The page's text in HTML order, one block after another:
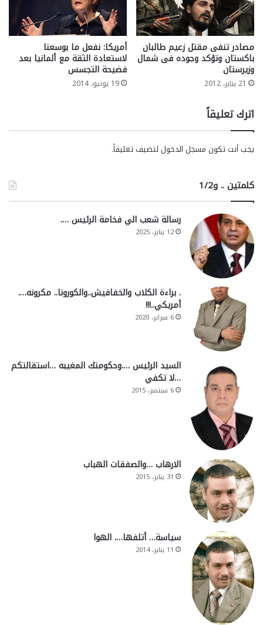
مصادر تنفى مقتل زعيم طالبان
باكستان وتؤكد وجوده فى شمال
وزيرستان
21 يناير، 2012
أمريكا: نفعل ما بوسعنا
لاستعادة الثقة مع ألمانيا بعد
فضيحة التجسس
19 يونيو، 2014
اترك تعليقاً
يجب أنت تكون مسجل الدخول لتضيف تعليقاً.
كلمتين .. و1/2
رسالة شعب الي فخامة الرئيس ….
12 يناير، 2025
. براءة الكلاب والخفافيش..والكورونا.. مكرونه….
أمريكي..!!!
6 فبراير، 2020
السيد الرئيس ….وحكومتك المغيبه …استقالتكم
…لا تكفي
6 سبتمبر، 2015
الارهاب …والصفقات الهباب
31 يناير، 2015
سياسة… أتلفها…. الهوا
11 يناير، 2014